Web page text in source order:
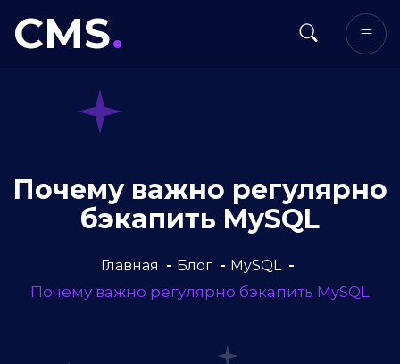
CMS.
Почему важно регулярно
бэкапить MySQL
Главная Блог MySQL
Почему важно регулярно бэкапить MySQL